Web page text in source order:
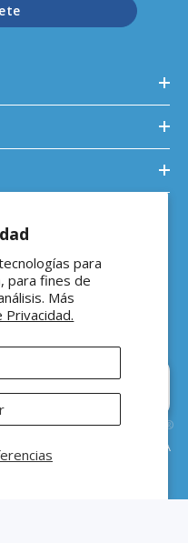
para
para fines de
Más
Privacidad.
reservados |Vitamina Online®
en MXN ($) e incluyen IVA
👋 ¿En qué podemos